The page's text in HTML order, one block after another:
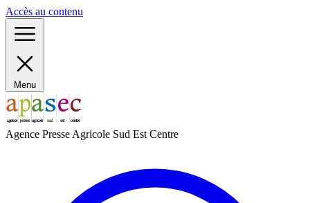
Accès au contenu
Menu
Agence Presse Agricole Sud Est Centre
Panneau de gestion des cookies